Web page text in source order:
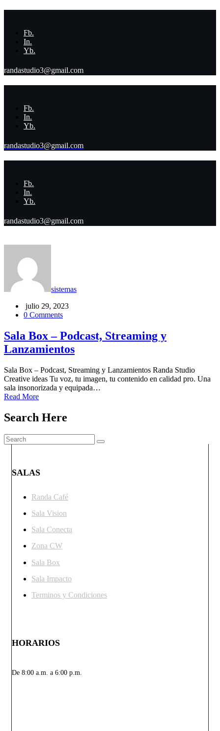
Fb.
In.
Yb.
randastudio3@gmail.com
Fb.
In.
Yb.
randastudio3@gmail.com
Fb.
In.
Yb.
randastudio3@gmail.com
sistemas
julio 29, 2023
0 Comments
Sala Box – Podcast, Streaming y
Lanzamientos
Sala Box – Podcast, Streaming y Lanzamientos Randa Studio
Creative ideas Tu voz, tu imagen, tu contenido en calidad pro. Una
sala insonorizada y equipada…
Read More
Search Here
SALAS
Randa Café
Sala Vision
Sala Conecta
Zona CW
Sala Box
Sala Impacto
Terminos y Condiciones
HORARIOS
De 8:00 a.m. a 6:00 p.m.